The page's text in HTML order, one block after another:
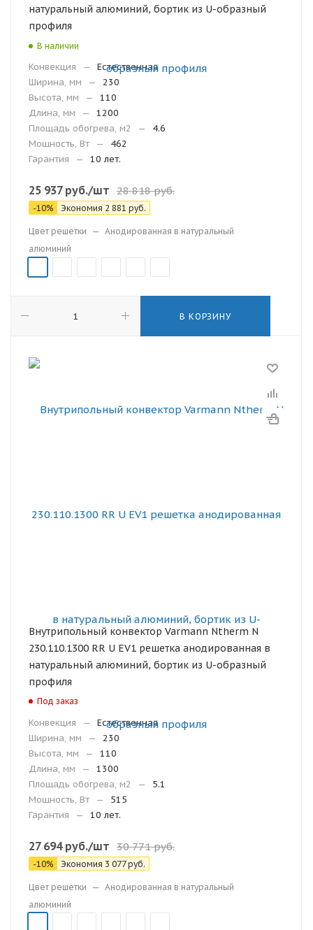
натуральный алюминий, бортик из U-образный
профиля
В наличии
Конвекция —
Естественная
Ширина, мм
—
230
Высота, мм
—
110
Длина, мм
—
1200
Площадь обогрева, м2
—
4.6
Мощность, Вт
—
462
Гарантия
— 10 лет.
25 937руб./шт 28 818руб.
-10% Экономия 2 881 руб.
Цвет решетки — Анодированная в натуральный
алюминий
В КОРЗИНУ
Внутрипольный конвектор Varmann Ntherm N
230.110.1300 RR U EV1 решетка анодированная в
натуральный алюминий, бортик из U-образный
профиля
Под заказ
Конвекция —
Естественная
Ширина, мм
—
230
Высота, мм
—
110
Длина, мм
—
1300
Площадь обогрева, м2
—
5.1
Мощность, Вт
—
515
Гарантия
— 10 лет.
27 694руб./шт 30 771руб.
-10% Экономия 3 077руб.
Цвет решетки — Анодированная в натуральный
алюминий